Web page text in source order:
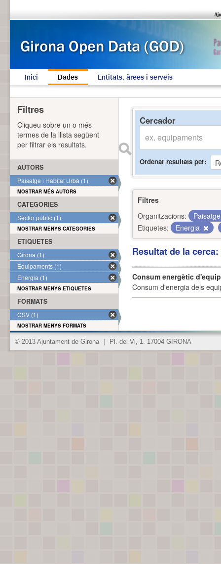
Inici Dades Entitats, àrees i serveis
Cercador
Ordenar resultats per
Filtres
Organitzacions:
Etiquetes:
Energia
Resultat de la
Consum energètic
Consum d'energia dels
Filtres
Cliqueu sobre un o més
termes de la llista següent
per filtrar els resultats.
AUTORS
Paisatge i Hàbitat Urbà (1)
MOSTRAR MÉS AUTORS
CATEGORIES
Sector públic (1)
MOSTRAR MENYS CATEGORIES
ETIQUETES
Girona (1)
Equipaments (1)
Energia (1)
MOSTRAR MENYS ETIQUETES
FORMATS
CSV (1)
MOSTRAR MENYS FORMATS
© 2013 Ajuntament de Girona Pl. del Vi, 1. 17004 GIRONA